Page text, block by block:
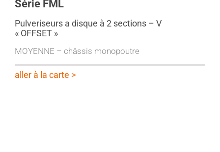
Série FML
Pulveriseurs a disque à 2 sections – V
« OFFSET »
MOYENNE – châssis monopoutre
aller à la carte >